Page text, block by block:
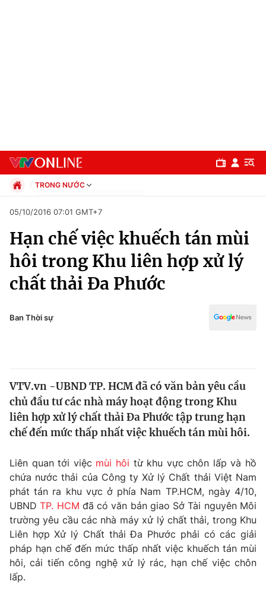
Chuyên mục
Chính trị
Thế giới
Tin tức
Câu chuyện quốc tế
Tài chính
Thị trường
Góc doanh nghiệp
Dữ liệu và đời sống
Truyền hình
Phim VTV
Hậu trường
Nhân vật
Giải trí
Điện ảnh
Đời sống
TRONG NƯỚC
Xã hội
Pháp luật
Thể thao
Truyền hình
Đời sống
05/10/2016 07:01 GMT+7
Hạn chế việc khuếch tán mùi
hôi trong Khu liên hợp xử lý
chất thải Đa Phước
Ban Thời sự
VTV.vn -UBND TP. HCM đã có văn bản yêu cầu
chủ đầu tư các nhà máy hoạt động trong Khu
liên hợp xử lý chất thải Đa Phước tập trung hạn
chế đến mức thấp nhất việc khuếch tán mùi hôi.
Liên quan tới việc mùi hôi từ khu vực chôn lấp và hồ
chứa nước thải của Công ty Xử lý Chất thải Việt Nam
phát tán ra khu vực ở phía Nam TP.HCM, ngày 4/10,
UBNDTP. HCM đã có văn bản giao Sở Tài nguyên Môi
trường yêu cầu các nhà máy xử lý chất thải, trong Khu
Liên hợp Xử lý Chất thải Đa Phước phải có các giải
pháp hạn chế đến mức thấp nhất việc khuếch tán mùi
hôi, cải tiến công nghệ xử lý rác, hạn chế việc chôn
lấp.